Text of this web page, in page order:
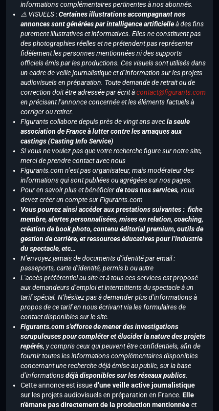
informations complémentaires pertinentes à nos abonnés.
⚠️ VISUELS :Certaines illustrations accompagnant nos
annonces sont générées par intelligence artificielleà des fins
purement illustratives et informatives. Elles ne constituent pas
des photographies réelles et ne prétendent pas représenter
fidèlement les personnes mentionnées ni des supports
officiels émis par les productions. Ces visuels sont utilisés dans
un cadre de veille journalistique et d’information sur les projets
audiovisuels en préparation. Toute demande de retrait ou de
correction doit être adressée par écrit àcontact@figurants.com
en précisant l’annonce concernée et les éléments factuels à
corriger ou retirer.
Figurants collabore depuis près de vingt ans avecla seule
association de France à lutter contre les arnaques aux
castings (Casting Info Service)
Si vous ne voulez pas que votre recherche figure sur notre site,
merci de prendre contact avec nous
Figurants.com n’est pas organisateur, mais modérateur des
informations qui sont publiées ou agrégées sur nos pages.
Pour en savoir plus et bénéficierde tous nos services, vous
devez créer un compte sur Figurants.com
Vous pourrez ainsi accéder aux prestations suivantes : fiche
membre, alertes personnalisées, mises en relation, coaching,
création de book photo, contenu éditorial premium, outils de
gestion de carrière, et ressources éducatives pour l’industrie
du spectacle, etc…
N’envoyez jamais de documents d’identité par email :
passeports, carte d’identité, permis b ou autre
L’accès préférentiel au site et à tous ces services est proposé
aux demandeurs d’emploi et intermittents du spectacle à un
tarif spécial. N’hésitez pas à demander plus d’informations à
propos de ce tarif en nous écrivant via les formulaires de
contact disponibles sur le site.
Figurants.com s’efforce de mener des investigations
scrupuleuses pour compléter et élucider la nature des projets
repérés, y compris ceux qui peuvent être confidentiels, afin de
fournir toutes les informations complémentaires disponibles
concernant une recherche déjà émise au public, sur la base
d’informationsdéjà disponibles sur les réseaux publics.
Cette annonce est issued’une veille active journalistique
sur les projets audiovisuels en préparation en France. Elle
n’émane pas directement de la production mentionnéeet